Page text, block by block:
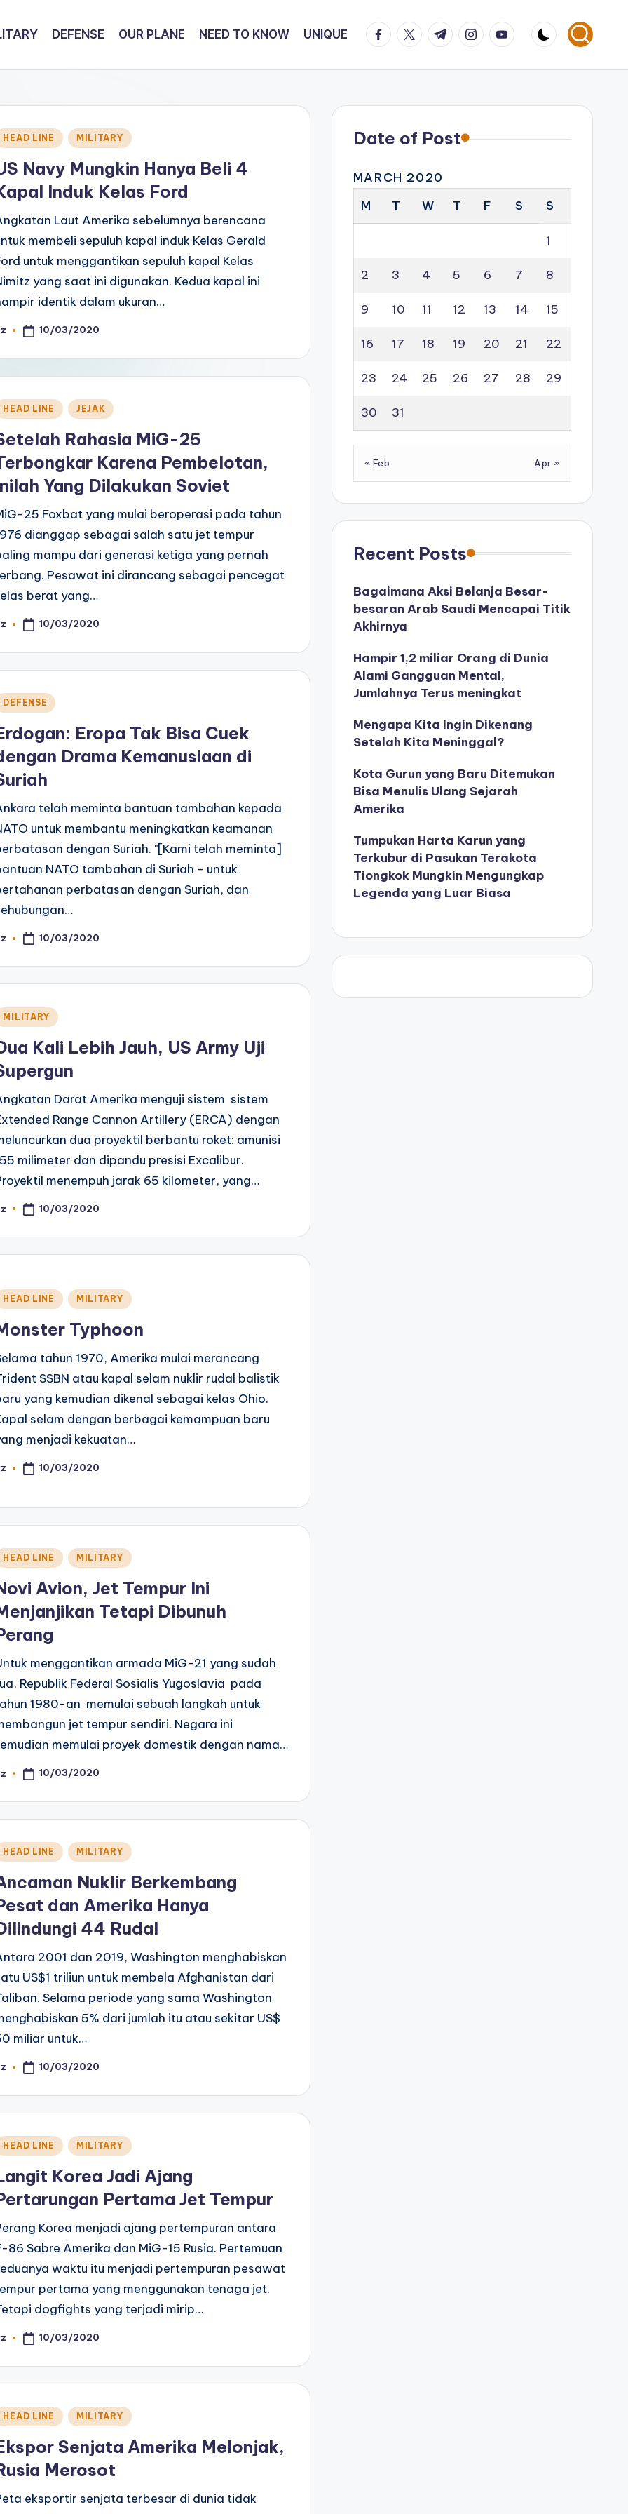
DEFENSE OUR PLANE NEED TO KNOW UNIQUE facebook.com
twitter.com
t.me instagram.com
youtube.com
HEAD LINE MILITARY
Navy Mungkin Hanya Beli 4
Induk Kelas Ford
Laut Amerika sebelumnya berencana
membeli sepuluh kapal induk Kelas Gerald
untuk menggantikan sepuluh kapal Kelas
yang saat ini digunakan. Kedua kapal ini
identik dalam ukuran…
10/03/2020
HEAD LINE JEJAK
Rahasia MiG-25
Karena Pembelotan,
Yang Dilakukan Soviet
25 Foxbat yang mulai beroperasi pada tahun
dianggap sebagai salah satu jet tempur
mampu dari generasi ketiga yang pernah
Pesawat ini dirancang sebagai pencegat
berat yang…
10/03/2020
DEFENSE
Eropa Tak Bisa Cuek
Drama Kemanusiaan di
telah meminta bantuan tambahan kepada
untuk membantu meningkatkan keamanan
dengan Suriah. "[Kami telah meminta]
NATO tambahan di Suriah - untuk
perbatasan dengan Suriah, dan
10/03/2020
MILITARY
Kali Lebih Jauh, US Army Uji
Darat Amerika menguji sistem sistem
Range Cannon Artillery (ERCA) dengan
dua proyektil berbantu roket: amunisi
milimeter dan dipandu presisi Excalibur.
menempuh jarak 65 kilometer, yang…
10/03/2020
HEAD LINE MILITARY
Typhoon
tahun 1970, Amerika mulai merancang
SSBN atau kapal selam nuklir rudal balistik
yang kemudian dikenal sebagai kelas Ohio.
selam dengan berbagai kemampuan baru
menjadi kekuatan…
10/03/2020
HEAD LINE MILITARY
Avion, Jet Tempur Ini
Tetapi Dibunuh
menggantikan armada MiG-21 yang sudah
Republik Federal Sosialis Yugoslavia pada
1980-an memulai sebuah langkah untuk
jet tempur sendiri. Negara ini
memulai proyek domestik dengan nama…
10/03/2020
HEAD LINE MILITARY
Nuklir Berkembang
dan Amerika Hanya
44 Rudal
2001 dan 2019, Washington menghabiskan
US$1 triliun untuk membela Afghanistan dari
Selama periode yang sama Washington
5% dari jumlah itu atau sekitar US$
miliar untuk…
10/03/2020
HEAD LINE MILITARY
Korea Jadi Ajang
Pertama Jet Tempur
Korea menjadi ajang pertempuran antara
86 Sabre Amerika dan MiG-15 Rusia. Pertemuan
waktu itu menjadi pertempuran pesawat
pertama yang menggunakan tenaga jet.
dogfights yang terjadi mirip…
10/03/2020
HEAD LINE MILITARY
Senjata Amerika Melonjak,
Merosot
eksportir senjata terbesar di dunia tidak
Date of Post
MARCH 2020
M
T W T F S S
1
2 3 4 5 6 7 8
9 10 11 12 13 14 15
16 17 18 19 20 21 22
23 24 25 26 27 28 29
30 31
« Feb Apr »
Recent Posts
Bagaimana Aksi Belanja Besar-
besaran Arab Saudi Mencapai Titik
Akhirnya
Hampir 1,2 miliar Orang di Dunia
Alami Gangguan Mental,
Jumlahnya Terus meningkat
Mengapa Kita Ingin Dikenang
Setelah Kita Meninggal?
Kota Gurun yang Baru Ditemukan
Bisa Menulis Ulang Sejarah
Amerika
Tumpukan Harta Karun yang
Terkubur di Pasukan Terakota
Tiongkok Mungkin Mengungkap
Legenda yang Luar Biasa